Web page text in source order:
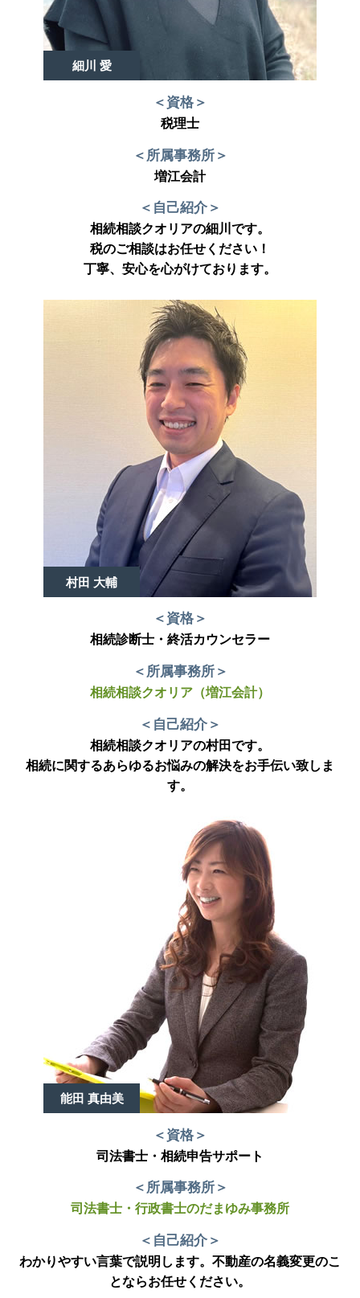
細川 愛
＜資格＞
税理士
＜所属事務所＞
増江会計
＜自己紹介＞
相続相談クオリアの細川です。
税のご相談はお任せください！
丁寧、安心を心がけております。
村田 大輔
＜資格＞
相続診断士・終活カウンセラー
＜所属事務所＞
相続相談クオリア（増江会計）
＜自己紹介＞
相続相談クオリアの村田です。
相続に関するあらゆるお悩みの解決をお手伝い致しま
す。
能田 真由美
＜資格＞
司法書士・相続申告サポート
＜所属事務所＞
司法書士・行政書士のだまゆみ事務所
＜自己紹介＞
わかりやすい言葉で説明します。不動産の名義変更のこ
とならお任せください。